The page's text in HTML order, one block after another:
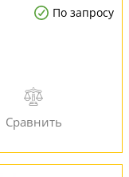
По запросу